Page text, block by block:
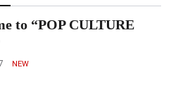
to “POP CULTURE